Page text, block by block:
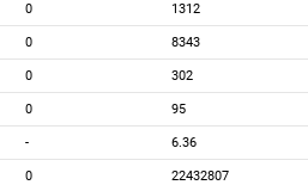
0 1312
0 8343
0 302
0 95
- 6.36
0 22432807